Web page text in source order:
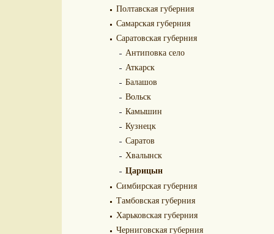
Полтавская губерния
Самарская губерния
Саратовская губерния
Антиповка село
Аткарск
Балашов
Вольск
Камышин
Кузнецк
Саратов
Хвалынск
Царицын
Симбирская губерния
Тамбовская губерния
Харьковская губерния
Черниговская губерния